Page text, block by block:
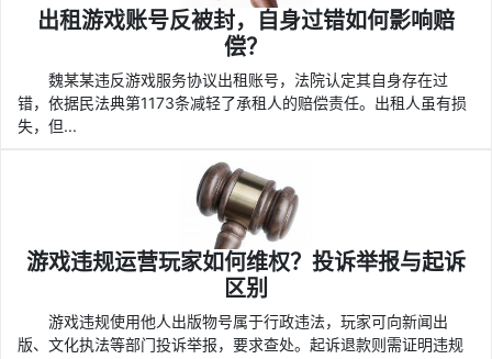
出租游戏账号反被封，自身过错如何影响赔
偿？
魏某某违反游戏服务协议出租账号，法院认定其自身存在过
错，依据民法典第1173条减轻了承租人的赔偿责任。出租人虽有损
失，但...
游戏违规运营玩家如何维权？投诉举报与起诉
区别
游戏违规使用他人出版物号属于行政违法，玩家可向新闻出
版、文化执法等部门投诉举报，要求查处。起诉退款则需证明违规